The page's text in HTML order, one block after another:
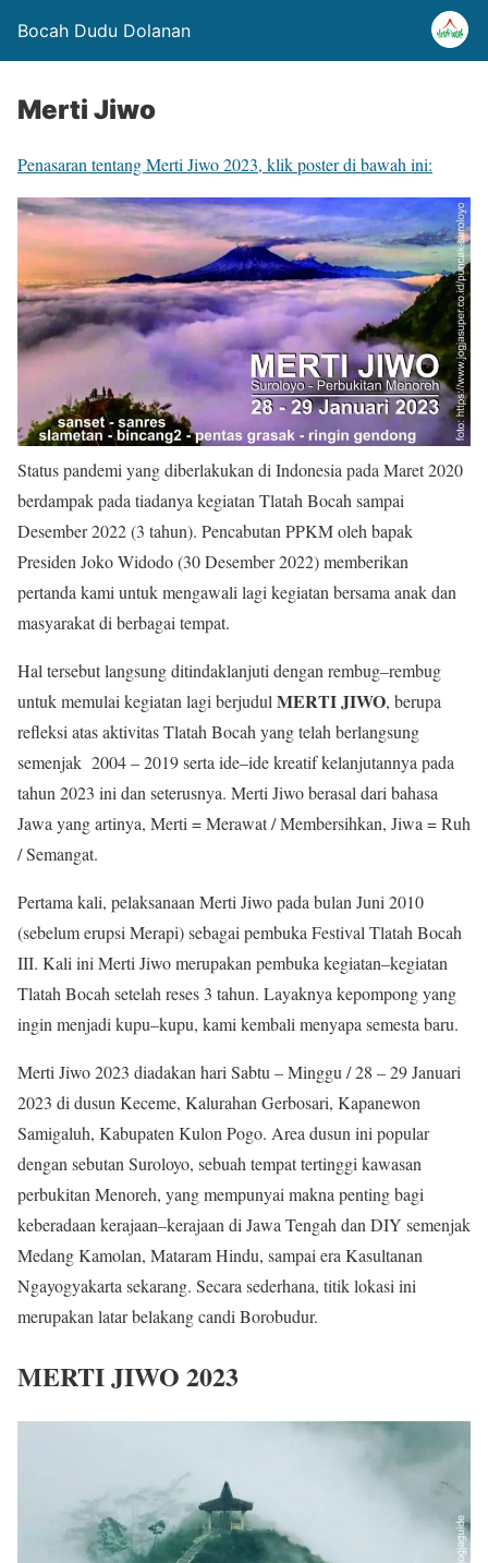
Bocah Dudu Dolanan
Merti Jiwo
Penasaran tentang Merti Jiwo 2023, klik poster di bawah ini:
Status pandemi yang diberlakukan di Indonesia pada Maret 2020
berdampak pada tiadanya kegiatan Tlatah Bocah sampai
Desember 2022 (3 tahun). Pencabutan PPKM oleh bapak
Presiden Joko Widodo (30 Desember 2022) memberikan
pertanda kami untuk mengawali lagi kegiatan bersama anak dan
masyarakat di berbagai tempat.
Hal tersebut langsung ditindaklanjuti dengan rembug–rembug
untuk memulai kegiatan lagi berjudul MERTI JIWO, berupa
refleksi atas aktivitas Tlatah Bocah yang telah berlangsung
semenjak 2004 – 2019 serta ide–ide kreatif kelanjutannya pada
tahun 2023 ini dan seterusnya. Merti Jiwo berasal dari bahasa
Jawa yang artinya, Merti = Merawat / Membersihkan, Jiwa = Ruh
/ Semangat.
Pertama kali, pelaksanaan Merti Jiwo pada bulan Juni 2010
(sebelum erupsi Merapi) sebagai pembuka Festival Tlatah Bocah
III. Kali ini Merti Jiwo merupakan pembuka kegiatan–kegiatan
Tlatah Bocah setelah reses 3 tahun. Layaknya kepompong yang
ingin menjadi kupu–kupu, kami kembali menyapa semesta baru.
Merti Jiwo 2023 diadakan hari Sabtu – Minggu / 28 – 29 Januari
2023 di dusun Keceme, Kalurahan Gerbosari, Kapanewon
Samigaluh, Kabupaten Kulon Pogo. Area dusun ini popular
dengan sebutan Suroloyo, sebuah tempat tertinggi kawasan
perbukitan Menoreh, yang mempunyai makna penting bagi
keberadaan kerajaan–kerajaan di Jawa Tengah dan DIY semenjak
Medang Kamolan, Mataram Hindu, sampai era Kasultanan
Ngayogyakarta sekarang. Secara sederhana, titik lokasi ini
merupakan latar belakang candi Borobudur.
MERTI JIWO 2023